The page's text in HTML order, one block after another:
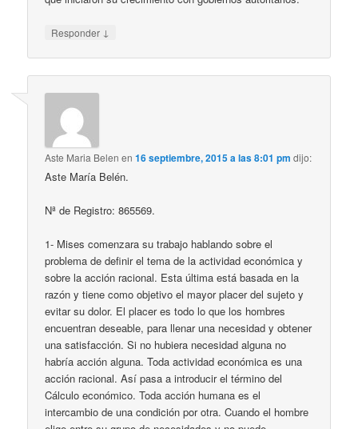
Responder ↓
Aste Maria Belen en16 septiembre, 2015 a las 8:01 pm dijo:
Aste María Belén.
Nª de Registro: 865569.
1- Mises comenzara su trabajo hablando sobre el
problema de definir el tema de la actividad económica y
sobre la acción racional. Esta última está basada en la
razón y tiene como objetivo el mayor placer del sujeto y
evitar su dolor. El placer es todo lo que los hombres
encuentran deseable, para llenar una necesidad y obtener
una satisfacción. Si no hubiera necesidad alguna no
habría acción alguna. Toda actividad económica es una
acción racional. Así pasa a introducir el término del
Cálculo económico. Toda acción humana es el
intercambio de una condición por otra. Cuando el hombre